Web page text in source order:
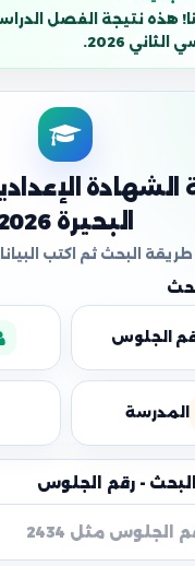
هذه نتيجة الفصل
الثاني 2026.
الشهادة
البحيرة 2026
الجلوس
المدرسة
البحث - رقم الجلوس